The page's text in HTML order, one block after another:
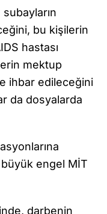
bu kişilerin
hastası
mektup
ihbar edileceğini
da dosyalarda
engel MİT
darbenin